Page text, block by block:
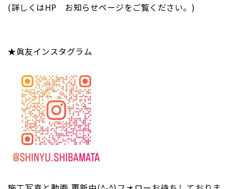
(詳しくはHP お知らせページをご覧ください。)
★眞友インスタグラム